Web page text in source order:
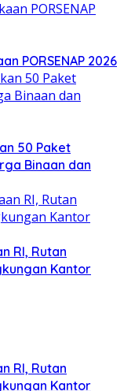
PORSENAP 2026
50 Paket
Binaan dan
RI, Rutan
Kantor
RI, Rutan
Kantor